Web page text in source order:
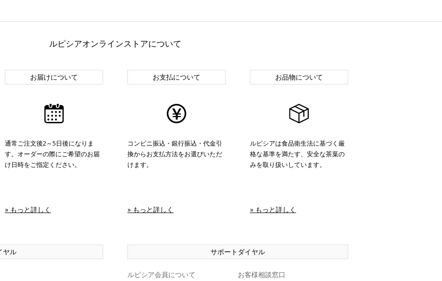
ルピシアオンラインストアについて
お届けについて
通常ご注文後2～5日後になりま
す。オーダーの際にご希望のお届
け日時をご指定ください。
» もっと詳しく
お支払について
コンビニ振込・銀行振込・代金引
換からお支払方法をお選びいただ
けます。
» もっと詳しく
お品物について
ルピシアは食品衛生法に基づく厳
格な基準を満たす、安全な茶葉の
みを取り扱いしています。
» もっと詳しく
ヤル サポートダイヤル
ルピシア会員について お客様相談窓口